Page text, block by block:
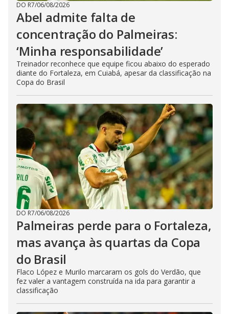
DO R7/06/08/2026
Abel admite falta de
concentração do Palmeiras:
‘Minha responsabilidade’
Treinador reconhece que equipe ficou abaixo do esperado
diante do Fortaleza, em Cuiabá, apesar da classificação na
Copa do Brasil
DO R7/06/08/2026
Palmeiras perde para o Fortaleza,
mas avança às quartas da Copa
do Brasil
Flaco López e Murilo marcaram os gols do Verdão, que
fez valer a vantagem construída na ida para garantir a
classificação